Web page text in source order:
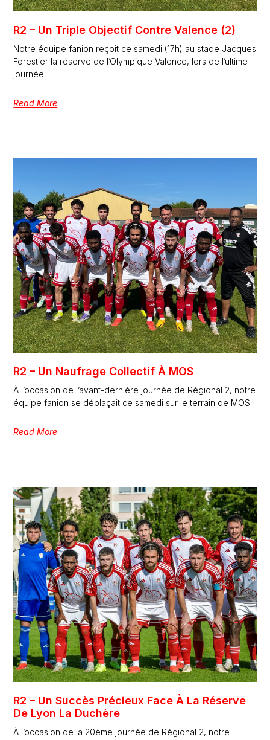
R2 – Un Triple Objectif Contre Valence (2)
Notre équipe fanion reçoit ce samedi (17h) au stade Jacques
Forestier la réserve de l’Olympique Valence, lors de l’ultime
journée
Read More
R2 – Un Naufrage Collectif À MOS
À l’occasion de l’avant-dernière journée de Régional 2, notre
équipe fanion se déplaçait ce samedi sur le terrain de MOS
Read More
R2 – Un Succès Précieux Face À La Réserve
De Lyon La Duchère
À l’occasion de la 20ème journée de Régional 2, notre